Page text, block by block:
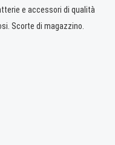
e accessori di qualità
Scorte di magazzino.